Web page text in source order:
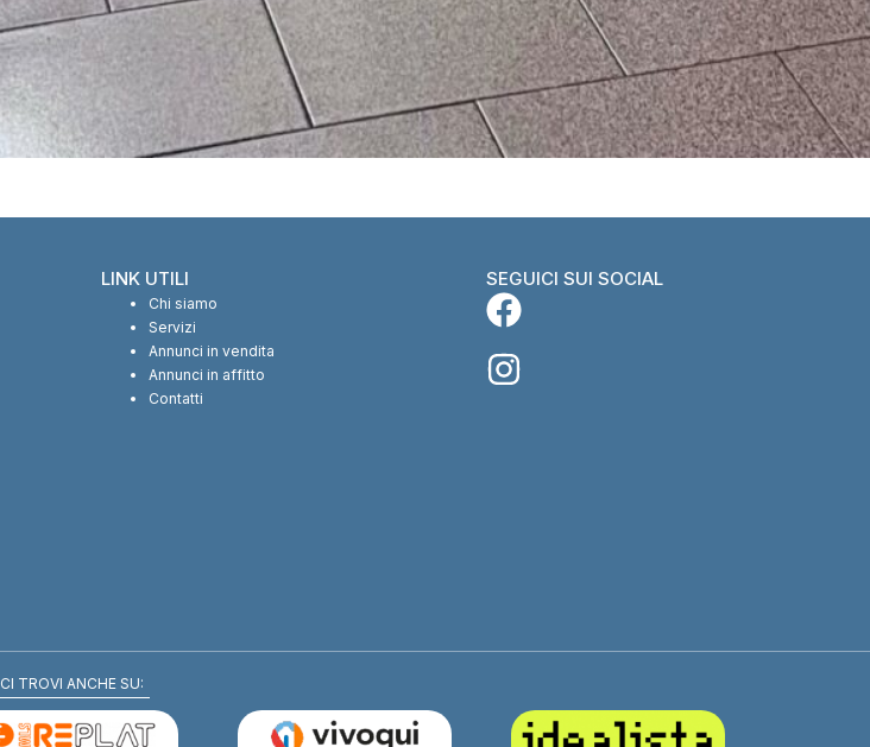
LINK UTILI
Chi siamo
Servizi
Annunci in vendita
Annunci in affitto
Contatti
SEGUICI SUI SOCIAL
CI TROVI ANCHE SU: